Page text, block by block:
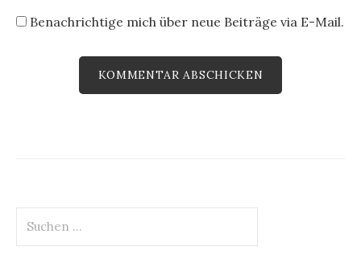
Benachrichtige mich über neue Beiträge via E-Mail.
nach: